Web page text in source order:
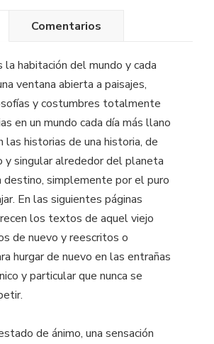
Comentarios
habitación del mundo y cada
ventana abierta a paisajes,
y costumbres totalmente
en un mundo cada día más llano
las historias de una historia, de
y singular alrededor del planeta
destino, simplemente por el puro
En las siguientes páginas
los textos de aquel viejo
de nuevo y reescritos o
hurgar de nuevo en las entrañas
y particular que nunca se
de ánimo, una sensación